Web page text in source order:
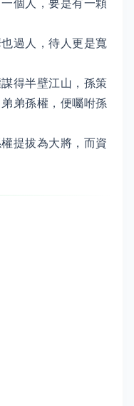
個人，要是有一顆
過人，待人更是寬
得半壁江山，孫策
弟孫權，便囑咐孫
提拔為大將，而資